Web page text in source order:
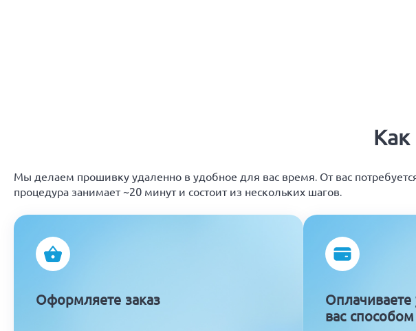
Мы делаем прошивку удаленно в удобное для вас время. От вас
процедура занимает ~20 минут и состоит из нескольких шагов.
Оформляете заказ
вас способом